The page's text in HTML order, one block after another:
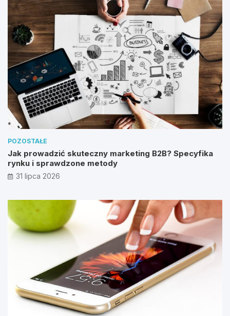
POZOSTAŁE
Jak prowadzić skuteczny marketing B2B? Specyfika
rynku i sprawdzone metody
31 lipca 2026